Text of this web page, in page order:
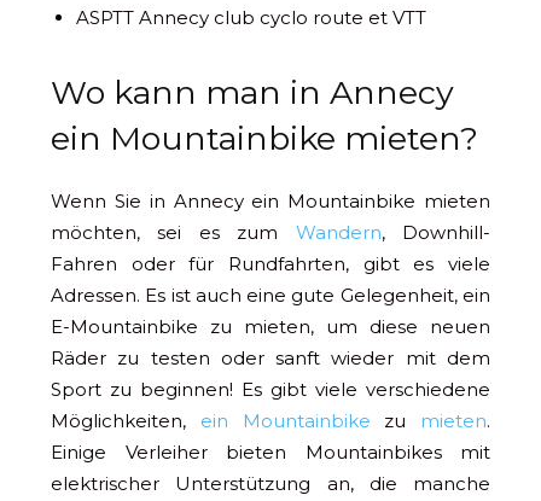
ASPTT Annecy club cyclo route et VTT
Wo kann man in Annecy
ein Mountainbike mieten?
Wenn Sie in Annecy ein Mountainbike mieten
möchten, sei es zum Wandern, Downhill-
Fahren oder für Rundfahrten, gibt es viele
Adressen. Es ist auch eine gute Gelegenheit, ein
E-Mountainbike zu mieten, um diese neuen
Räder zu testen oder sanft wieder mit dem
Sport zu beginnen! Es gibt viele verschiedene
Möglichkeiten, ein Mountainbike zu mieten.
Einige Verleiher bieten Mountainbikes mit
elektrischer Unterstützung an, die manche